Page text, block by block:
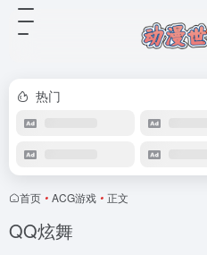
热门
首页 • ACG游戏 • 正文
QQ炫舞